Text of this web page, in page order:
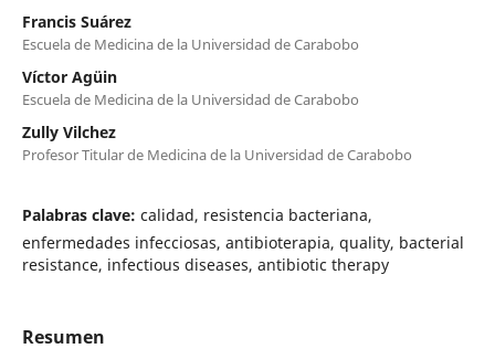
Francis Suárez
Escuela de Medicina de la Universidad de Carabobo
Víctor Agüin
Escuela de Medicina de la Universidad de Carabobo
Zully Vilchez
Profesor Titular de Medicina de la Universidad de Carabobo
Palabras clave: calidad, resistencia bacteriana,
enfermedades infecciosas, antibioterapia, quality, bacterial
resistance, infectious diseases, antibiotic therapy
Resumen